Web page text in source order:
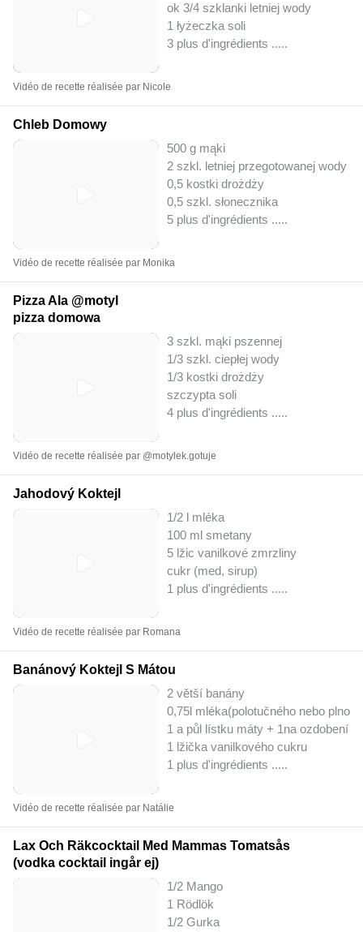
ok 3/4 szklanki letniej wody
1 łyżeczka soli
3 plus d'ingrédients .....
Vidéo de recette réalisée par Nicole
Chleb Domowy
500 g mąki
2 szkl. letniej przegotowanej wody
0,5 kostki drożdży
0,5 szkl. słonecznika
5 plus d'ingrédients .....
Vidéo de recette réalisée par Monika
Pizza Ala @motyl
pizza domowa
3 szkl. mąki pszennej
1/3 szkl. ciepłej wody
1/3 kostki drożdży
szczypta soli
4 plus d'ingrédients .....
Vidéo de recette réalisée par @motylek.gotuje
Jahodový Koktejl
1/2 l mléka
100 ml smetany
5 lžic vanilkové zmrzliny
cukr (med, sirup)
1 plus d'ingrédients .....
Vidéo de recette réalisée par Romana
Banánový Koktejl S Mátou
2 větší banány
0,75l mléka(polotučného nebo
1 a půl lístku máty + 1na ozdobení
1 lžička vanilkového cukru
1 plus d'ingrédients .....
Vidéo de recette réalisée par Natálie
Lax Och Räkcocktail Med Mammas Tomatsås
(vodka cocktail ingår ej)
1/2 Mango
1 Rödlök
1/2 Gurka